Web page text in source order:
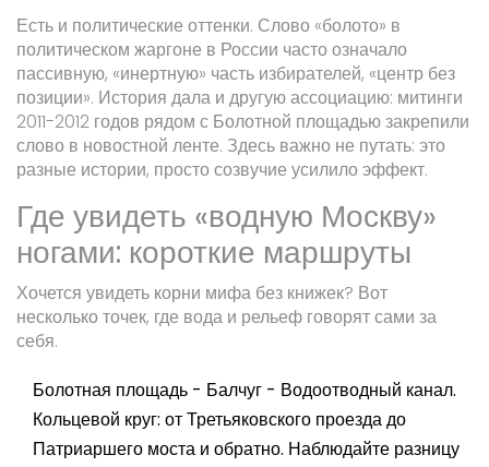
Есть и политические оттенки. Слово «болото» в
политическом жаргоне в России часто означало
пассивную, «инертную» часть избирателей, «центр без
позиции». История дала и другую ассоциацию: митинги
2011-2012 годов рядом с Болотной площадью закрепили
слово в новостной ленте. Здесь важно не путать: это
разные истории, просто созвучие усилило эффект.
Где увидеть «водную Москву»
ногами: короткие маршруты
Хочется увидеть корни мифа без книжек? Вот
несколько точек, где вода и рельеф говорят сами за
себя.
Болотная площадь - Балчуг - Водоотводный канал.
Кольцевой круг: от Третьяковского проезда до
Патриаршего моста и обратно. Наблюдайте разницу